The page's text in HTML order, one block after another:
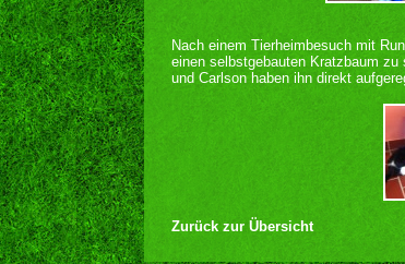
Nach einem Tierheimbesuch mit
einen selbstgebauten Kratzbaum
und Carlson haben ihn direkt
Zurück zur Übersicht